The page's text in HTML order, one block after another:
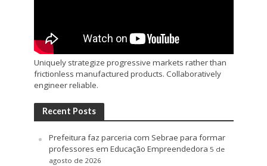
Uniquely strategize progressive markets rather than
frictionless manufactured products. Collaboratively
engineer reliable.
Recent Posts
Prefeitura faz parceria com Sebrae para formar
professores em Educação Empreendedora 5 de
agosto de 2026